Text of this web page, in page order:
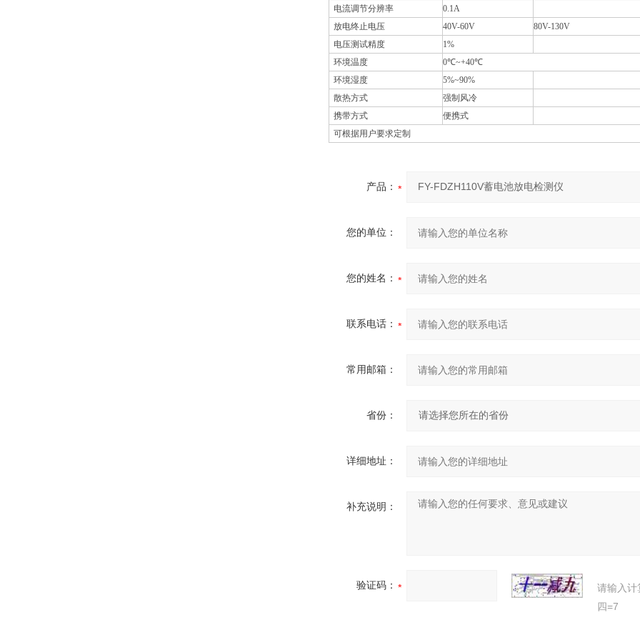
电流调节分辨率
0.1A
放电终止电压
40V-60V 80V-130V
电压测试精度
1%
环境温度
0℃~+40℃
环境湿度
5%~90%
散热方式
强制风冷
携带方式
便携式
可根据用户要求定制
产品：
您的单位：
您的姓名：
联系电话：
常用邮箱：
省份：
详细地址：
补充说明：
验证码：
请输入计
四=7